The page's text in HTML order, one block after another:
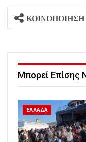
ΚΟΙΝΟΠΟΙΗΣΗ
Μπορεί Επίσης
ΕΛΛΑΔΑ